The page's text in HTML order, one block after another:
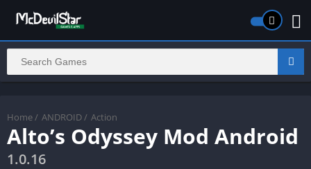
Home / ANDROID / Action
Alto’s Odyssey Mod Android
1.0.16